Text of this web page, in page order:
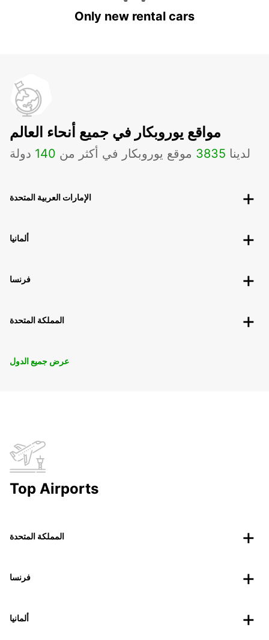
Only new rental cars
مواقع يوروبكار في جميع أنحاء العالم
لدينا 3835 موقع يوروبكار في أكثر من 140 دولة
الإمارات العربية المتحدة
ألمانيا
فرنسا
المملكة المتحدة
عرض جميع الدول
Top Airports
المملكة المتحدة
فرنسا
ألمانيا